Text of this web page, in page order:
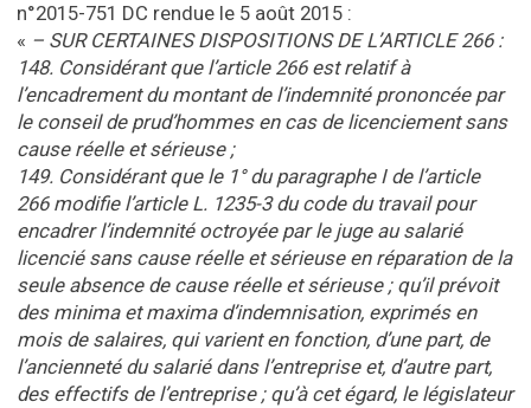
n°2015-751 DC rendue le 5 août 2015 :
« – SUR CERTAINES DISPOSITIONS DE L’ARTICLE 266 :
148. Considérant que l’article 266 est relatif à
l’encadrement du montant de l’indemnité prononcée par
le conseil de prud’hommes en cas de licenciement sans
cause réelle et sérieuse ;
149. Considérant que le 1° du paragraphe I de l’article
266 modifie l’article L. 1235-3 du code du travail pour
encadrer l’indemnité octroyée par le juge au salarié
licencié sans cause réelle et sérieuse en réparation de la
seule absence de cause réelle et sérieuse ; qu’il prévoit
des minima et maxima d’indemnisation, exprimés en
mois de salaires, qui varient en fonction, d’une part, de
l’ancienneté du salarié dans l’entreprise et, d’autre part,
des effectifs de l’entreprise ; qu’à cet égard, le législateur